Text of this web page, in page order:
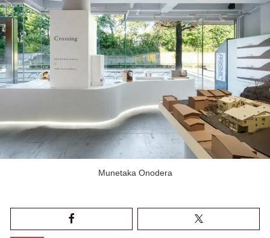
Munetaka Onodera